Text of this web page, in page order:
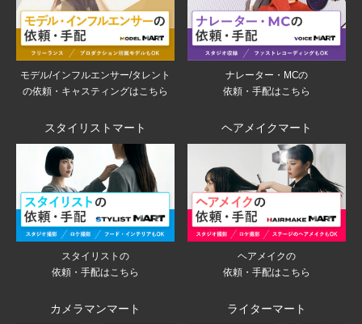
モデル/インフルエンサー/タレント
の依頼・キャスティングはこちら
ナレーター・MCの
依頼・手配はこちら
スタイリストマート
スタイリストの
依頼・手配はこちら
ヘアメイクマート
ヘアメイクの
依頼・手配はこちら
カメラマンマート ライターマート